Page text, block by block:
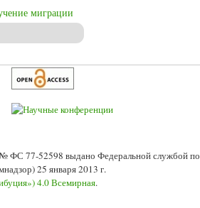
миграции
ФС 77-52598 выдано Федеральной службой по
25 января 2013 г.
4.0 Всемирная.